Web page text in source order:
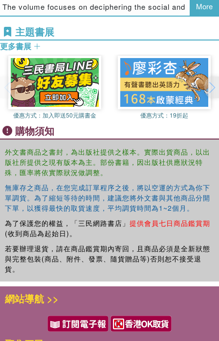
The volume focuses on deciphering the social and
psychological meanings associated with suicide. Through
an examination of psycho-social autopsies of numerous
cases, it highlights the patterns and trends which emerge
around mental well-being, suicide and bereavement. It
examines the primary roadblocks for robust suicide
prevention measures and provides great insights into
behavioral and personality categories and their
relationship with suicide.
Offering theoretical and empirical perspectives on the
issue of suicide and self-harm, this book will be of interest
to students, researchers, and faculty of behavioral
sciences, psychology, social anthropology, demography,
criminology, social work and sociology. It will also be an
essential read for psychologists and counselors, policy
makers, NGOs, CSOs, legal experts and media personnel
working in the area of suicide prevention and research.
More
主題書展
更多書展
優惠方式： 加入即送50元購書金 優惠方式： 19折起
購物須知
外文書商品之書封，為出版社提供之樣本。實際出貨商品，以出
版社所提供之現有版本為主。部份書籍，因出版社供應狀況特
殊，匯率將依實際狀況做調整。
無庫存之商品，在您完成訂單程序之後，將以空運的方式為你下
單調貨。為了縮短等待的時間，建議您將外文書與其他商品分開
下單，以獲得最快的取貨速度，平均調貨時間為1~2個月。
為了保護您的權益，「三民網路書店」 提供會員七日商品鑑賞期
(收到商品為起始日)。
若要辦理退貨，請在商品鑑賞期內寄回，且商品必須是全新狀態
與完整包裝(商品、附件、發票、隨貨贈品等)否則恕不接受退
貨。
網站導航 >>